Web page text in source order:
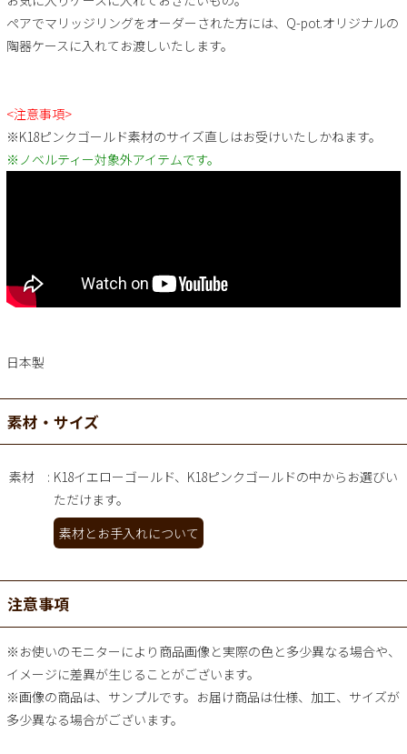
ペアでマリッジリングをオーダーされた方には、Q-pot.オリジナルの
陶器ケースに入れてお渡しいたします。
<注意事項>
※K18ピンクゴールド素材のサイズ直しはお受けいたしかねます。
※ノベルティー対象外アイテムです。
日本製
素材・サイズ
素材
K18イエローゴールド、K18ピンクゴールドの中からお選びい
ただけます。
素材とお手入れについて
注意事項
※お使いのモニターにより商品画像と実際の色と多少異なる場合や、
イメージに差異が生じることがございます。
※画像の商品は、サンプルです。お届け商品は仕様、加工、サイズが
多少異なる場合がございます。